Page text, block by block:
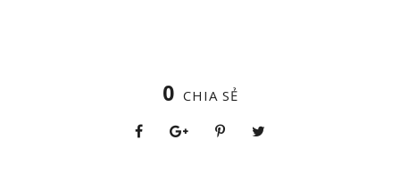
0 CHIA SẺ